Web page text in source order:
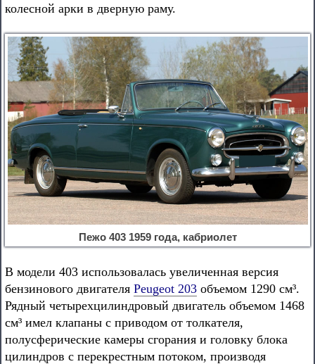
колесной арки в дверную раму.
Пежо 403 1959 года, кабриолет
В модели 403 использовалась увеличенная версия
бензинового двигателя Peugeot 203 объемом 1290 см³.
Рядный четырехцилиндровый двигатель объемом 1468
см³ имел клапаны с приводом от толкателя,
полусферические камеры сгорания и головку блока
цилиндров с перекрестным потоком, производя